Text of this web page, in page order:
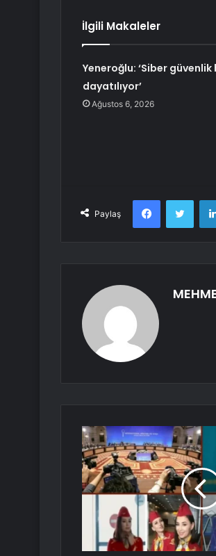
İlgili Makaleler
Yeneroğlu: ‘Siber
dayatılıyor’
Ağustos 6, 2026
Paylaş
Facebook